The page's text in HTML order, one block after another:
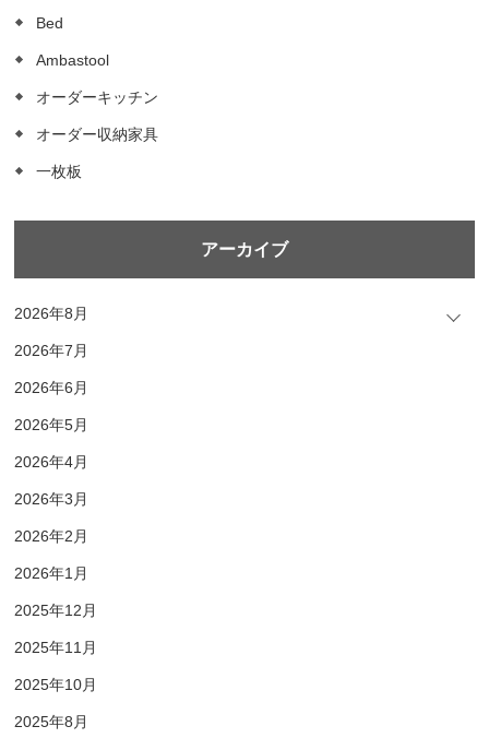
Bed
Ambastool
オーダーキッチン
オーダー収納家具
一枚板
アーカイブ
2026年8月
2026年7月
2026年6月
2026年5月
2026年4月
2026年3月
2026年2月
2026年1月
2025年12月
2025年11月
2025年10月
2025年8月